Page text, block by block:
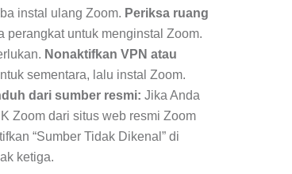
instal ulang Zoom. Periksa ruang
perangkat untuk menginstal Zoom.
Nonaktifkan VPN atau
sementara, lalu instal Zoom.
dari sumber resmi: Jika Anda
Zoom dari situs web resmi Zoom
“Sumber Tidak Dikenal” di
ketiga.